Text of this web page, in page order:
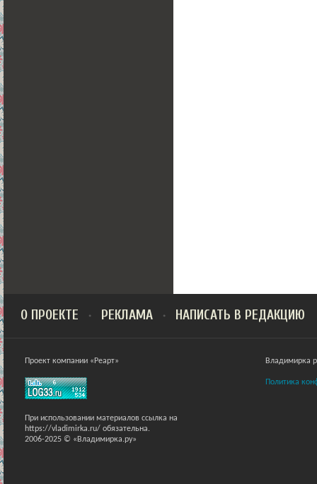
О ПРОЕКТЕ РЕКЛАМА НАПИСАТЬ В РЕДАКЦИЮ
Проект компании «Реарт»
При использовании материалов ссылка на
https://vladimirka.ru/ обязательна.
2006-2025 © «Владимирка.ру»
Владимирка
Политика